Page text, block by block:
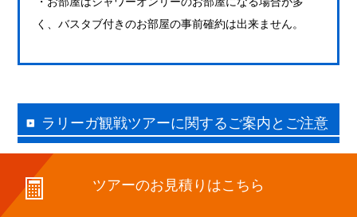
ツアーのお見積りはこちら
く、バスタブ付きのお部屋の事前確約は出来ません。
ラリーガ観戦ツアーに関するご案内とご注意